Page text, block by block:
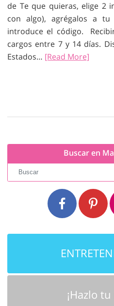
de Te que quieras, elige 2
con algo), agrégalos a
introduce el código.
cargos entre 7 y 14 días.
Estados… [Read More]
Buscar en
¡Hazlo